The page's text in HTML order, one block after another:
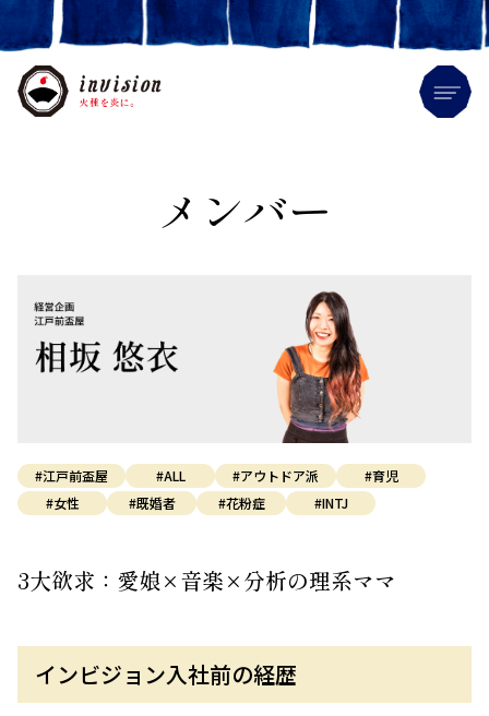
メンバー
#江戸前盃屋 #ALL #アウトドア派
#育児
#女性
#既婚者 #花粉症 #INTJ
3大欲求：愛娘×音楽×分析の理系ママ
インビジョン入社前の経歴